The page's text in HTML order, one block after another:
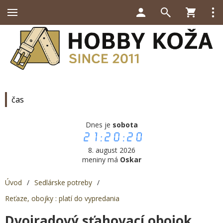
čas
Dnes je sobota
21:20:20
8. august 2026
meniny má Oskar
Úvod / Sedlárske potreby /
Reťaze, obojky : platí do vypredania